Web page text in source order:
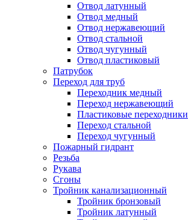
Отвод латунный
Отвод медный
Отвод нержавеющий
Отвод стальной
Отвод чугунный
Отвод пластиковый
Патрубок
Переход для труб
Переходник медный
Переход нержавеющий
Пластиковые переходники
Переход стальной
Переход чугунный
Пожарный гидрант
Резьба
Рукава
Сгоны
Тройник канализационный
Тройник бронзовый
Тройник латунный